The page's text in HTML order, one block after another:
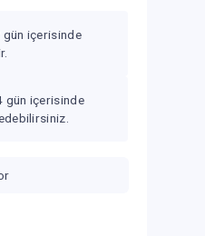
gün içerisinde
gün içerisinde